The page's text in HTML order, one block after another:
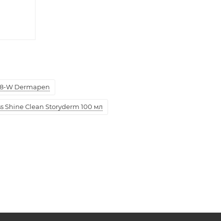
W Dermapen
Shine Clean Storyderm 100 мл